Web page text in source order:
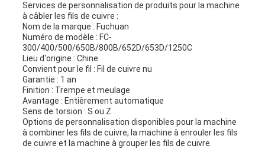
Services de personnalisation de produits pour la machine
à câbler les fils de cuivre :
Nom de la marque : Fuchuan
Numéro de modèle : FC-
300/400/500/650B/800B/652D/653D/1250C
Lieu d'origine : Chine
Convient pour le fil : Fil de cuivre nu
Garantie : 1 an
Finition : Trempe et meulage
Avantage : Entièrement automatique
Sens de torsion : S ou Z
Options de personnalisation disponibles pour la machine
à combiner les fils de cuivre, la machine à enrouler les fils
de cuivre et la machine à grouper les fils de cuivre.